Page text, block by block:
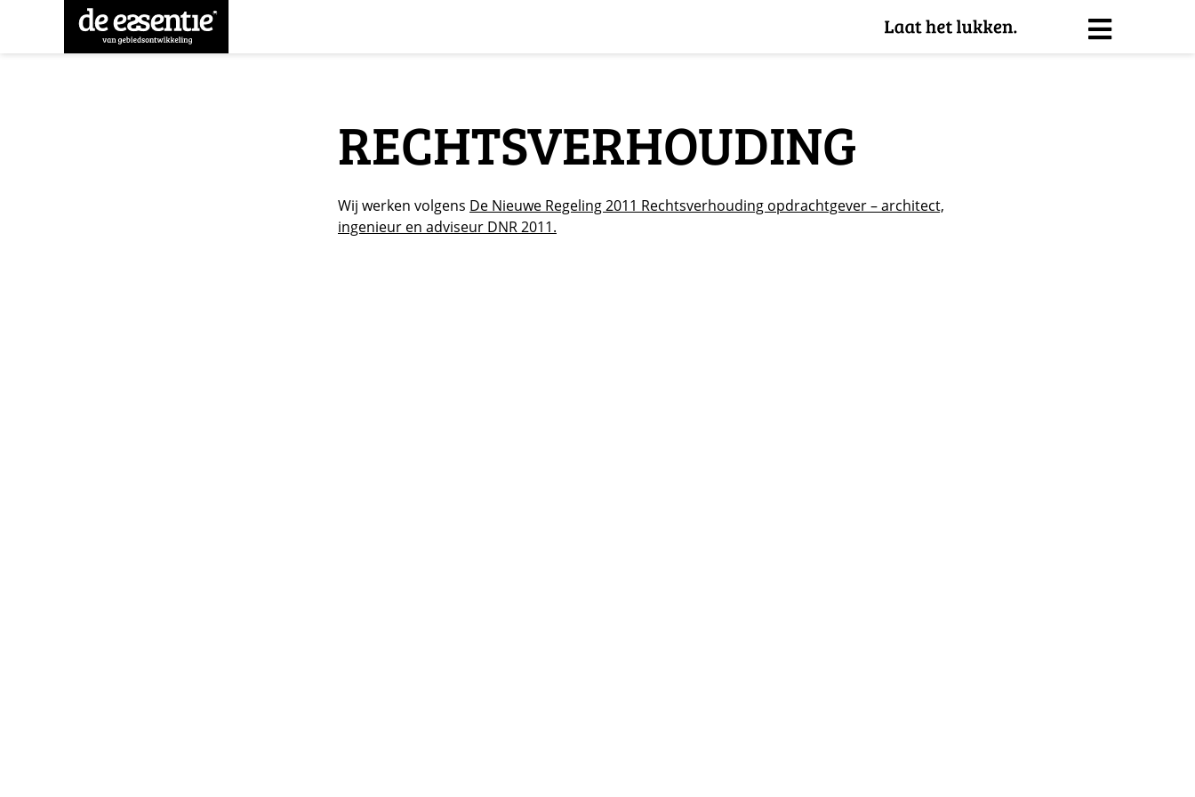
RECHTSVERHOUDING
Wij werken volgens De Nieuwe Regeling 2011 Rechtsverhouding opdrachtgever – architect,
ingenieur en adviseur DNR 2011.